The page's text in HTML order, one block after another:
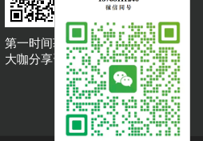
第一时间获取
大咖分享资讯
大咖说吐槽客服